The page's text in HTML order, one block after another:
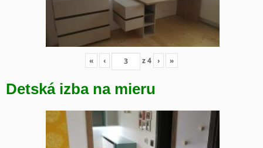
« ‹ z4 › »
Detská izba na mieru